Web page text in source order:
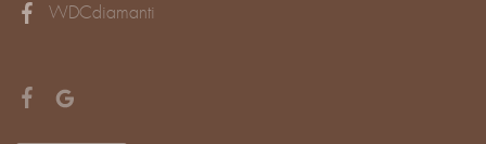
WDCdiamanti